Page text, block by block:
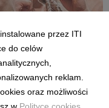
Fighter” już
dodatkowy,
przez ITI
do celów
reklam.
oraz możliwości